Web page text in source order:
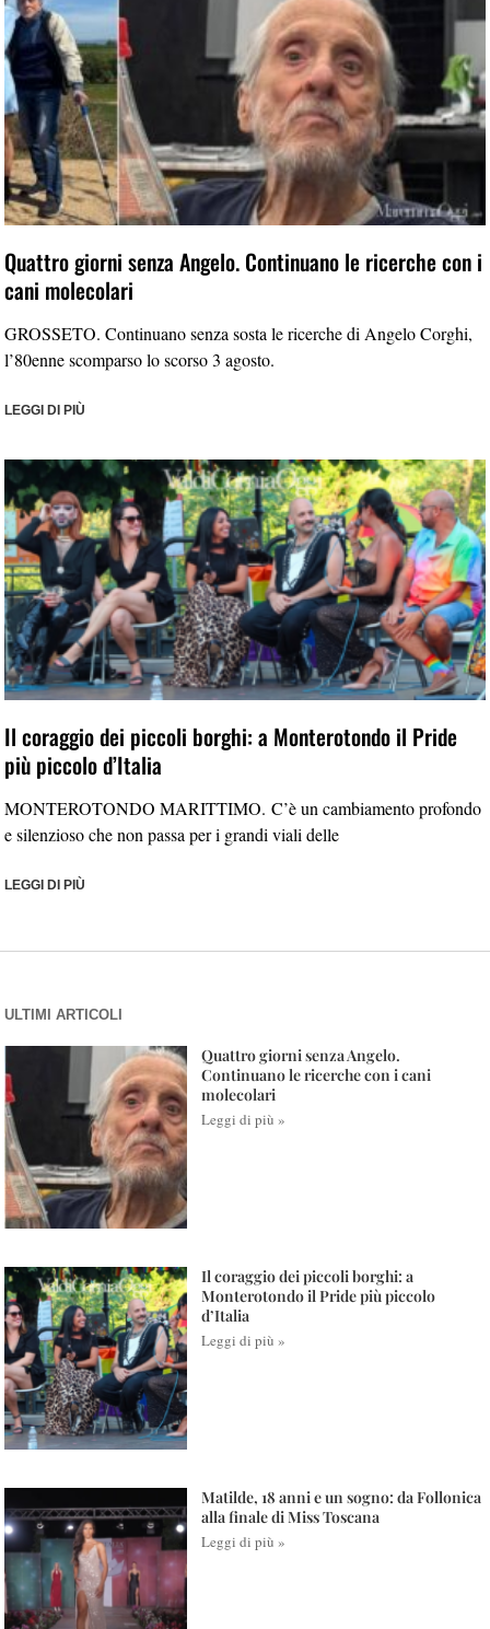
Quattro giorni senza Angelo. Continuano le ricerche con i
cani molecolari
GROSSETO. Continuano senza sosta le ricerche di Angelo Corghi,
l’80enne scomparso lo scorso 3 agosto.
LEGGI DI PIÙ
Il coraggio dei piccoli borghi: a Monterotondo il Pride
più piccolo d’Italia
MONTEROTONDO MARITTIMO. C’è un cambiamento profondo
e silenzioso che non passa per i grandi viali delle
LEGGI DI PIÙ
ULTIMI ARTICOLI
Quattro giorni senza Angelo.
Continuano le ricerche con i cani
molecolari
Leggi di più »
Il coraggio dei piccoli borghi: a
Monterotondo il Pride più piccolo
d’Italia
Leggi di più »
Matilde, 18 anni e un sogno: da Follonica
alla finale di Miss Toscana
Leggi di più »